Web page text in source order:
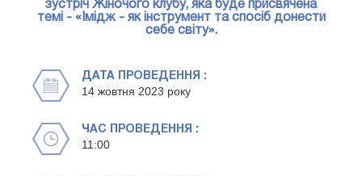
зустріч Жіночого клубу, яка буде присвячена
темі - «Імідж - як інструмент та спосіб донести
себе світу».
ДАТА ПРОВЕДЕННЯ :
14 жовтня 2023 року
ЧАС ПРОВЕДЕННЯ :
11:00